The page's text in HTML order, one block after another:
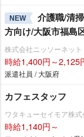
NEW
介護職/清
方向け/大阪市福島
株式会社ニッソーネット
時給1,400円～2,125
派遣社員 / 大阪府
カフェスタッフ
ワタキューセイモア株式
時給1,140円～